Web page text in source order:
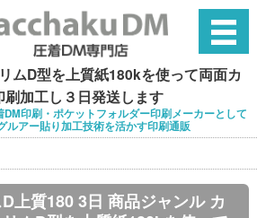
ムD型を上質紙180kを使って両面カ
刷加工し３日発送します
印刷・ポケットフォルダー印刷メーカーとして
ルアー貼り加工技術を活かす印刷通販
上質180 3日 商品ジャンル カ